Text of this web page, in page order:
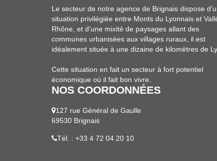
Le secteur de notre agence de Brignais dispose
situation privilégiée entre Monts du Lyonnais et
Rhône, et d’une mixité de paysages allant des
communes urbanisées aux villages ruraux, il est
idéalement située à une dizaine de kilomètres de
Cette situation en fait un secteur à fort potentiel
économique où il fait bon vivre.
NOS COORDONNÉES
127 rue Général de Gaulle
69530 Brignais
Tél. : +33 4 72 04 20 10